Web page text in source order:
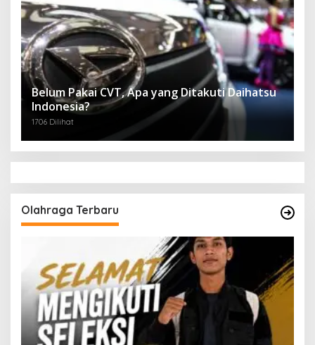
Belum Pakai CVT, Apa yang Ditakuti Daihatsu
Indonesia?
1706 Dilihat
Olahraga Terbaru